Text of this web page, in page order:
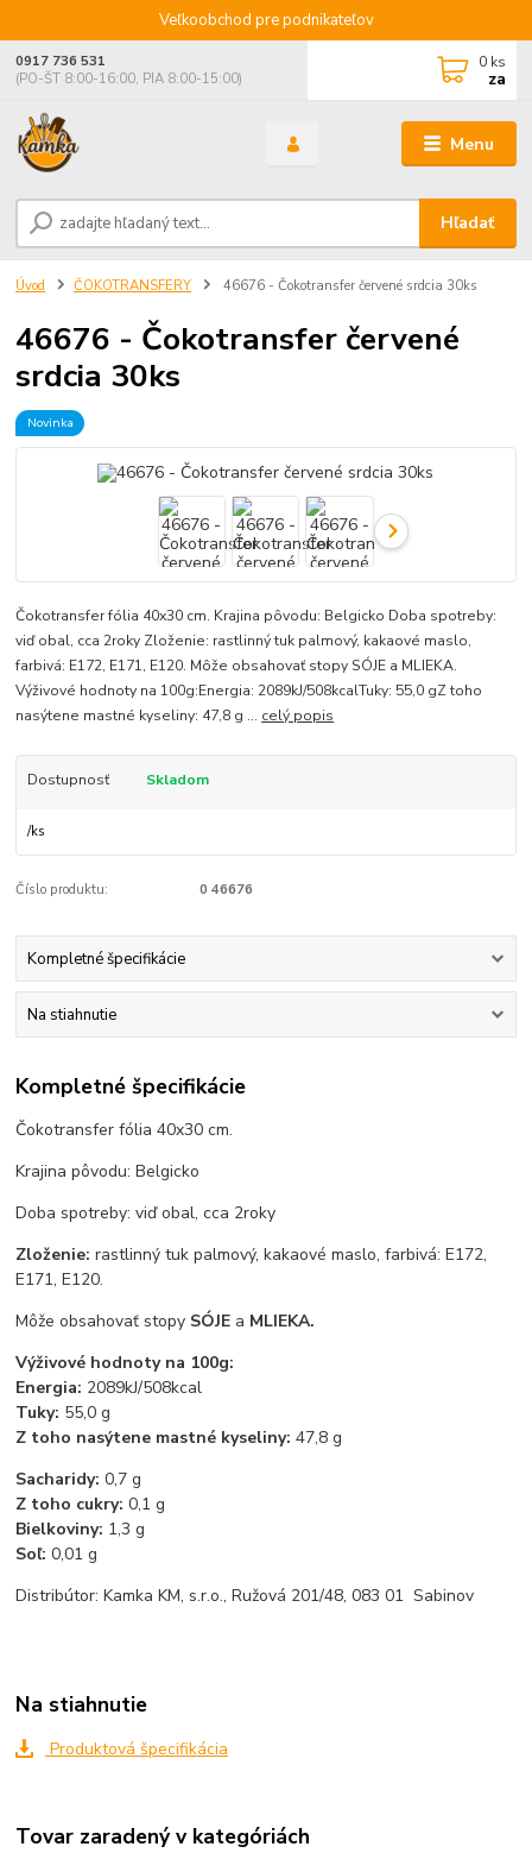
Veľkoobchod pre podnikateľov
Menu
Hľadať
0917 736 531
(PO-ŠT 8:00-16:00, PIA 8:00-15:00)
0 ks
za
Úvod ČOKOTRANSFERY 46676 - Čokotransfer červené srdcia 30ks
46676 - Čokotransfer červené
srdcia 30ks
Novinka
Čokotransfer fólia 40x30 cm. Krajina pôvodu: Belgicko Doba spotreby:
viď obal, cca 2roky Zloženie: rastlinný tuk palmový, kakaové maslo,
farbivá: E172, E171, E120. Môže obsahovať stopy SÓJE a MLIEKA.
Výživové hodnoty na 100g:Energia: 2089kJ/508kcalTuky: 55,0 gZ toho
nasýtene mastné kyseliny: 47,8 g ... celý popis
Dostupnosť Skladom
/ks
Číslo produktu: 0 46676
Kompletné špecifikácie
Na stiahnutie
Kompletné špecifikácie
Čokotransfer fólia 40x30 cm.
Krajina pôvodu: Belgicko
Doba spotreby: viď obal, cca 2roky
Zloženie:rastlinný tuk palmový, kakaové maslo, farbivá: E172,
E171, E120.
Môže obsahovať stopy SÓJE a MLIEKA.
Výživové hodnoty na 100g:
Energia: 2089kJ/508kcal
Tuky: 55,0 g
Z toho nasýtene mastné kyseliny: 47,8 g
Sacharidy: 0,7 g
Z toho cukry: 0,1 g
Bielkoviny: 1,3 g
Soľ: 0,01 g
Distribútor: Kamka KM, s.r.o., Ružová 201/48, 083 01 Sabinov
Na stiahnutie
Produktová špecifikácia
Tovar zaradený v kategóriách